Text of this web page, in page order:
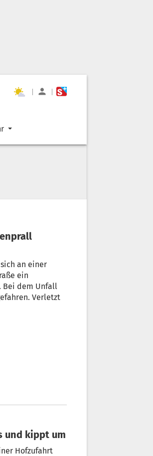
| |
ein
Bei dem Unfall
Verletzt
und kippt um
Hofzufahrt